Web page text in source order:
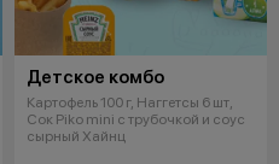
Детское комбо
Картофель 100 г, Наггетсы 6 шт,
Сок Piko mini с трубочкой и соус
сырный Хайнц